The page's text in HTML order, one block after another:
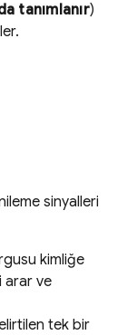
tanımlanır)
sinyalleri
kimliğe
arar ve
tek bir